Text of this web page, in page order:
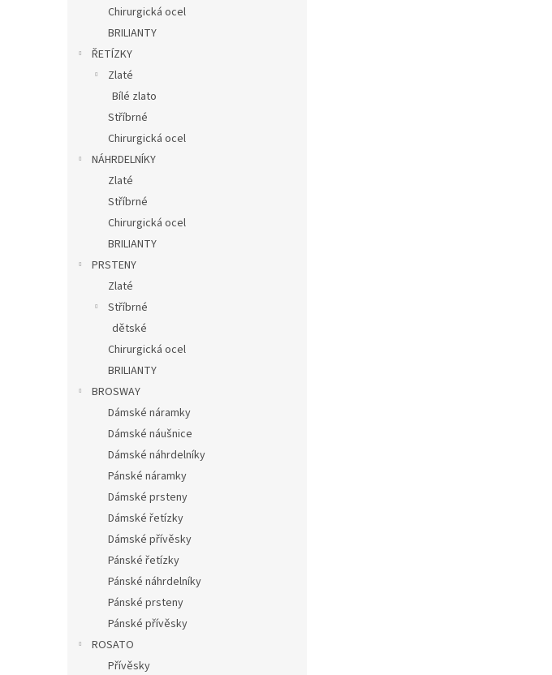
Chirurgická ocel
BRILIANTY
ŘETÍZKY
Zlaté
Bílé zlato
Stříbrné
Chirurgická ocel
NÁHRDELNÍKY
Zlaté
Stříbrné
Chirurgická ocel
BRILIANTY
PRSTENY
Zlaté
Stříbrné
dětské
Chirurgická ocel
BRILIANTY
BROSWAY
Dámské náramky
Dámské náušnice
Dámské náhrdelníky
Pánské náramky
Dámské prsteny
Dámské řetízky
Dámské přívěsky
Pánské řetízky
Pánské náhrdelníky
Pánské prsteny
Pánské přívěsky
ROSATO
Přívěsky